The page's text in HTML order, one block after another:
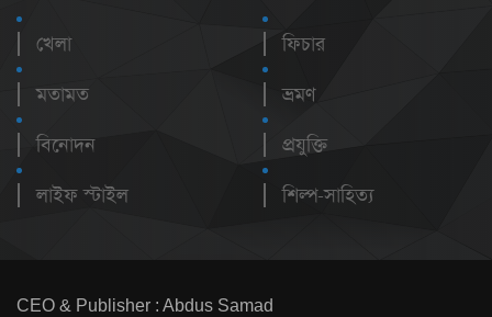
খেলা
মতামত
বিনোদন
লাইফ স্টাইল
ফিচার
ভ্রমণ
প্রযুক্তি
শিল্প-সাহিত্য
CEO & Publisher : Abdus Samad